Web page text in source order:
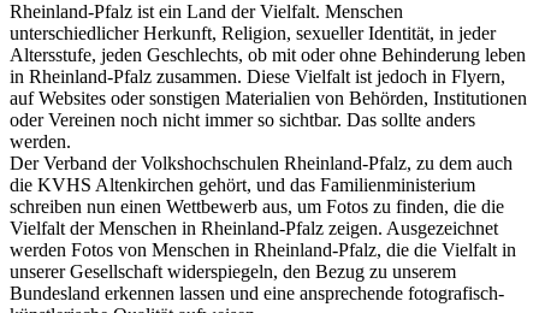
Rheinland-Pfalz ist ein Land der Vielfalt. Menschen
unterschiedlicher Herkunft, Religion, sexueller Identität, in jeder
Altersstufe, jeden Geschlechts, ob mit oder ohne Behinderung leben
in Rheinland-Pfalz zusammen. Diese Vielfalt ist jedoch in Flyern,
auf Websites oder sonstigen Materialien von Behörden, Institutionen
oder Vereinen noch nicht immer so sichtbar. Das sollte anders
werden.
Der Verband der Volkshochschulen Rheinland-Pfalz, zu dem auch
die KVHS Altenkirchen gehört, und das Familienministerium
schreiben nun einen Wettbewerb aus, um Fotos zu finden, die die
Vielfalt der Menschen in Rheinland-Pfalz zeigen. Ausgezeichnet
werden Fotos von Menschen in Rheinland-Pfalz, die die Vielfalt in
unserer Gesellschaft widerspiegeln, den Bezug zu unserem
Bundesland erkennen lassen und eine ansprechende fotografisch-